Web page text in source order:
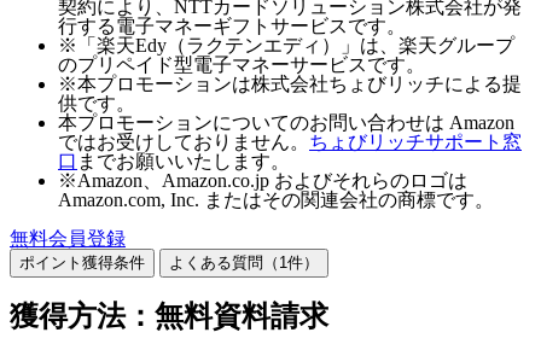
契約により、NTTカードソリューション株式会社が発
行する電子マネーギフトサービスです。
※「楽天Edy（ラクテンエディ）」は、楽天グループ
のプリペイド型電子マネーサービスです。
※本プロモーションは株式会社ちょびリッチによる提
供です。
本プロモーションについてのお問い合わせは Amazon
ではお受けしておりません。 ちょびリッチサポート窓
口 までお願いいたします。
※Amazon、Amazon.co.jp およびそれらのロゴは
Amazon.com, Inc. またはその関連会社の商標です。
無料会員登録
ポイント獲得条件 よくある質問（ 1件）
獲得方法：無料資料請求